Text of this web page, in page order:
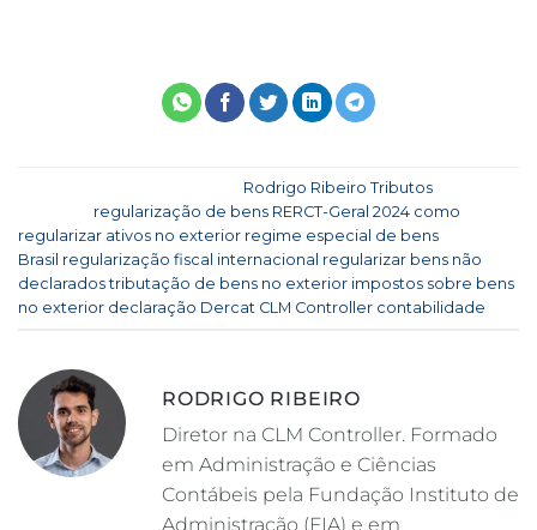
Rodrigo Ribeiro Tributos
regularização de bens RERCT-Geral 2024 como
regularizar ativos no exterior regime especial de bens
Brasil regularização fiscal internacional regularizar bens não
declarados,tributação de bens no exterior impostos sobre bens
no exterior declaração Dercat CLM Controller contabilidade
RODRIGO RIBEIRO
Diretor na CLM Controller. Formado
em Administração e Ciências
Contábeis pela Fundação Instituto de
Administração (FIA) e em